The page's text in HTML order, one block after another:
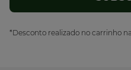
*Desconto realizado no carrinho